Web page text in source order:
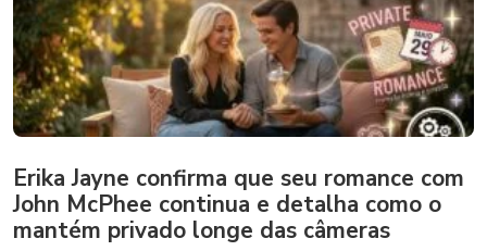
Erika Jayne confirma que seu romance com
John McPhee continua e detalha como o
mantém privado longe das câmeras